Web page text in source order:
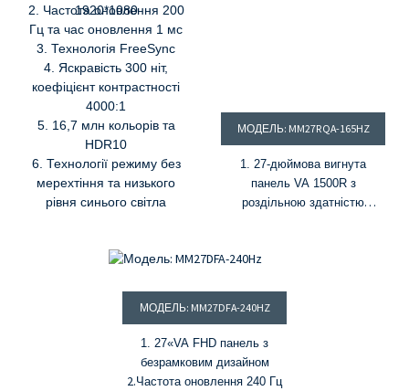
1920*1080
2. Частота оновлення 200
Гц та час оновлення 1 мс
3. Технологія FreeSync
4. Яскравість 300 ніт,
коефіцієнт контрастності
4000:1
5. 16,7 млн ​​кольорів та
HDR10
6. Технології режиму без
мерехтіння та низького
рівня синього світла
МОДЕЛЬ: MM27RQA-165HZ
1. 27-дюймова вигнута
панель VA 1500R з
роздільною здатністю
та час оновлення 1 мс
5. 16,7 млн ​​кольорів та 72%
МОДЕЛЬ: MM27DFA-240HZ
1. 27«VA FHD панель з
безрамковим дизайном
2.Частота оновлення 240 Гц